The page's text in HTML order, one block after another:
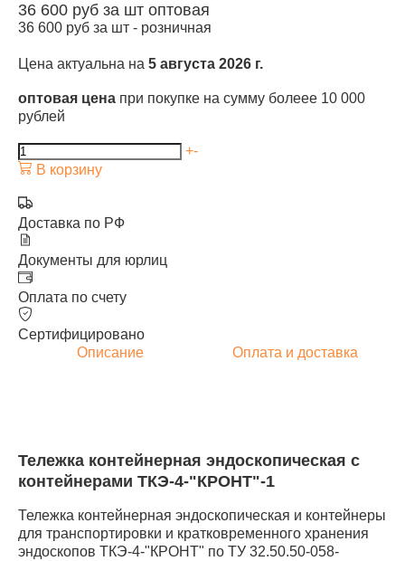
36 600 руб за шт оптовая
36 600 руб за шт - розничная
Цена актуальна на 5 августа 2026 г.
оптовая цена при покупке на сумму болеее 10 000
рублей
+-
В корзину
Доставка по РФ
Документы для юрлиц
Оплата по счету
Сертифицировано
Описание
Оплата и доставка
Тележка контейнерная эндоскопическая с
контейнерами ТКЭ-4-"КРОНТ"-1
Тележка контейнерная эндоскопическая и контейнеры
для транспортировки и кратковременного хранения
эндоскопов ТКЭ-4-"КРОНТ" по ТУ 32.50.50-058-